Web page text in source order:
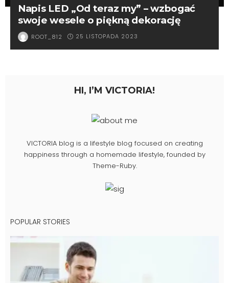
Napis LED „Od teraz my” – wzbogać
swoje wesele o piękną dekorację
ROOT_812 25 LISTOPADA 2023
HI, I’M VICTORIA!
VICTORIA blog is a lifestyle blog focused on creating
happiness through a homemade lifestyle, founded by
Theme-Ruby.
POPULAR STORIES